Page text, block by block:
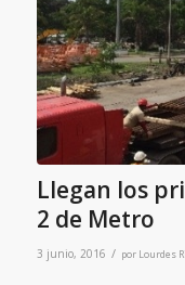
Llegan los
2 de Metro
3 junio, 2016 / por Lourdes